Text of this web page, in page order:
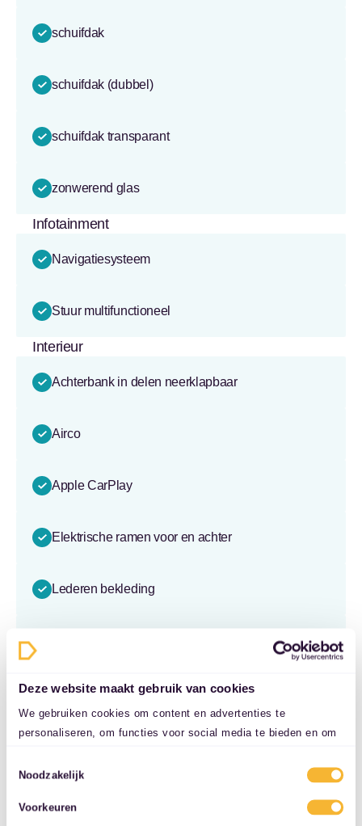
Deze website maakt gebruik van cookies
We gebruiken cookies om content en advertenties te
personaliseren, om functies voor social media te bieden en om
uw gebruik van onze site met onze partners voor social media,
combineren met andere informatie die u aan ze heeft verstrekt
Toestemmingsselectie
Noodzakelijk
Voorkeuren
schuifdak
schuifdak (dubbel)
schuifdak transparant
zonwerend glas
Infotainment
Navigatiesysteem
Stuur multifunctioneel
Interieur
Achterbank in delen neerklapbaar
Airco
Apple CarPlay
Elektrische ramen voor en achter
Lederen bekleding
Middenarmsteun voor